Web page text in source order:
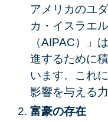
アメリカのユ
カ・イスラエ
（AIPAC）」
進するために
います。これ
影響を与える
富豪の存在